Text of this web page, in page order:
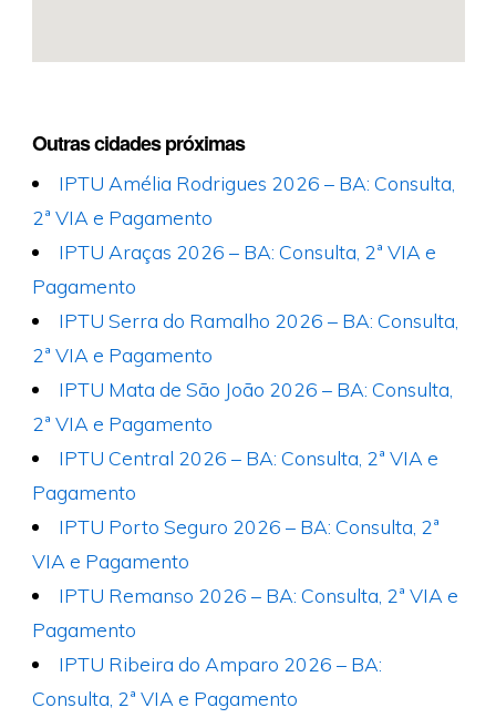
Outras cidades próximas
IPTU Amélia Rodrigues 2026 – BA: Consulta,
2ª VIA e Pagamento
IPTU Araças 2026 – BA: Consulta, 2ª VIA e
Pagamento
IPTU Serra do Ramalho 2026 – BA: Consulta,
2ª VIA e Pagamento
IPTU Mata de São João 2026 – BA: Consulta,
2ª VIA e Pagamento
IPTU Central 2026 – BA: Consulta, 2ª VIA e
Pagamento
IPTU Porto Seguro 2026 – BA: Consulta, 2ª
VIA e Pagamento
IPTU Remanso 2026 – BA: Consulta, 2ª VIA e
Pagamento
IPTU Ribeira do Amparo 2026 – BA:
Consulta, 2ª VIA e Pagamento